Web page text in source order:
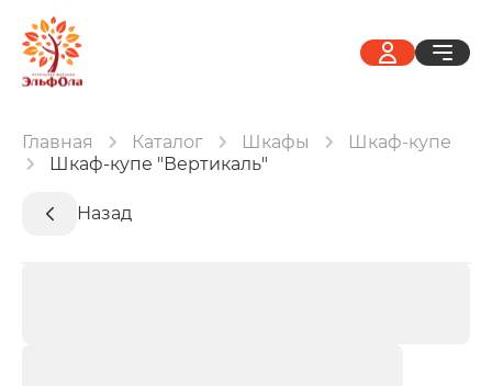
Главная Каталог Шкафы
Шкаф-купе
Шкаф-купе "Вертикаль"
Назад